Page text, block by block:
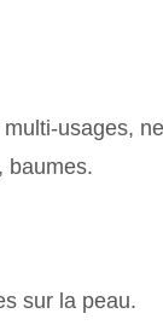
usages,
baumes.
sur la peau.